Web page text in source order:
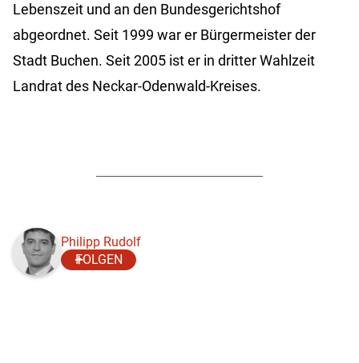
Lebenszeit und an den Bundesgerichtshof
abgeordnet. Seit 1999 war er Bürgermeister der
Stadt Buchen. Seit 2005 ist er in dritter Wahlzeit
Landrat des Neckar-Odenwald-Kreises.
Philipp Rudolf
FOLGEN